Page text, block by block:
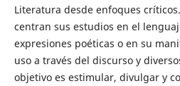
Literatura desde enfoques
centran sus estudios en el
expresiones poéticas o en su
uso a través del discurso y
objetivo es estimular, divulgar y